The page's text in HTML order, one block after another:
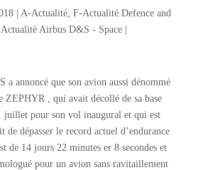
| A-Actualité, F-Actualité Defence and
Airbus D&S - Space|
annoncé que son avion aussi dénommé
ZEPHYR , qui avait décollé de sa base
juillet pour son vol inaugural et qui est
de dépasser le record actuel d’endurance
de 14 jours 22 minutes er 8 secondes et
pour un avion sans ravitaillement